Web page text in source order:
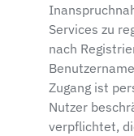
Services zu
nach
Zugang ist
Nutzer
verpflichtet,